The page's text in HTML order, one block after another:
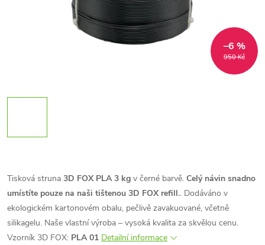
950 Kč
–6 %
Tisková struna 3D FOX PLA 3 kg v černé barvě. Celý návin snadno
umístíte pouze na naši tištenou 3D FOX refill.. Dodáváno v
ekologickém kartonovém obalu, pečlivě zavakuované, včetně
silikagelu. Naše vlastní výroba – vysoká kvalita za skvělou cenu.
Vzorník 3D FOX: PLA 01 Detailní informace